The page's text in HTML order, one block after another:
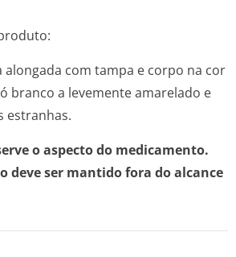
alongada com tampa e corpo na cor
branco a levemente amarelado e
estranhas.
o aspecto do medicamento.
deve ser mantido fora do alcance